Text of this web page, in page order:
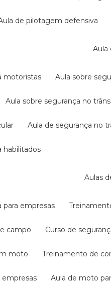
aula de pilotagem defensiva
motoristas aula sobre
aula sobre segurança no
aula de segurança no
habilitados
aulas
empresas
campo curso de
moto treinamento de
empresas aula de moto